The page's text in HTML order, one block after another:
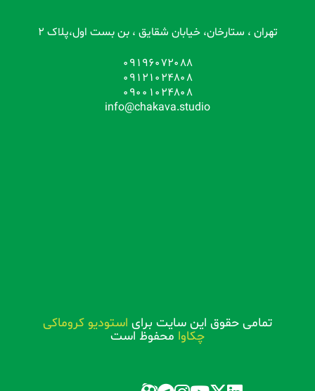
تهران ، ستارخان، خیابان شقایق ، بن بست اول،پلاک 2
09196072088
09121024808
09001024808
info@chakava.studio
تمامی حقوق این سایت برای استودیو کروماکی
چکاوا محفوظ است